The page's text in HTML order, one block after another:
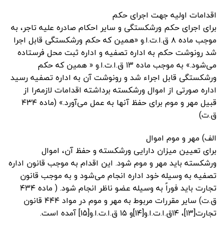
اقدامات اولیه جهت اجرای حکم
برای اجرای حکم ورشکستگی و سایر احکام صادره علیه تاجر، به
موجب ماده ۸ ق.ا.ت.ا.و «همین که حکم ورشکستگی قابل اجرا
شد رونوشت حکم به اداره تصفیه و اداره ثبت محل فرستاده
می‌شود.» به موجب ماده ۱۳ ق.ا.ت.ا.و « همین که حکم
ورشکستگی قابل اجراء شد و رونوشت آن به اداره تصفیه رسید
اداره صورتی از اموال ورشکسته برداشته اقدامات لازمه‌را از
قبیل مهر و موم برای حفظ آنها به عمل می‌آورد.» (ماده ۴۳۴
ق.ت)
الف) مهر و موم اموال
برای تعیین میزان دارایی ورشکسته و حفظ آن، اموال
ورشکسته باید مهر و موم شود. این اقدام به موجب قانون اداره
تصفیه به وسیله خود اداره انجام می‌شود و به موجب قانون
تجارت باید فوراً به وسیله عضو ناظر انجام شود. ( ماده ۴۳۴
ق.ت) سایر مقررات مربوط به مهر و موم در مواد ۴۴۴ قانون
تجارت[۱۳]، ۱۴ق.ا.ت.ا.و[۱۴]و ۱۵ ق.ا.ت.ا.و[۱۵] آمده است.